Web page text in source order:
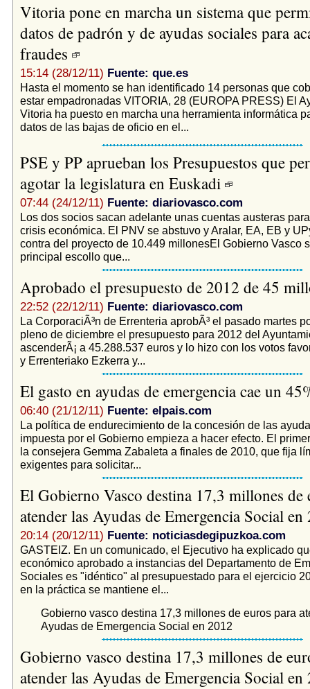
Vitoria pone en marcha un sistema que
datos de padrón y de ayudas sociales para
fraudes
15:14 (28/12/11) Fuente: que.es
Hasta el momento se han identificado 14 personas que
estar empadronadas VITORIA, 28 (EUROPA PRESS) El
Vitoria ha puesto en marcha una herramienta informática
datos de las bajas de oficio en el...
PSE y PP aprueban los Presupuestos que
agotar la legislatura en Euskadi
07:44 (24/12/11) Fuente: diariovasco.com
Los dos socios sacan adelante unas cuentas austeras
crisis económica. El PNV se abstuvo y Aralar, EA, EB y
contra del proyecto de 10.449 millonesEl Gobierno Vasco
principal escollo que...
Aprobado el presupuesto de 2012 de 45
22:52 (22/12/11) Fuente: diariovasco.com
La CorporaciÃ³n de Errenteria aprobÃ³ el pasado martes
pleno de diciembre el presupuesto para 2012 del
ascenderÃ¡ a 45.288.537 euros y lo hizo con los votos
y Errenteriako Ezkerra y...
El gasto en ayudas de emergencia cae un
06:40 (21/12/11) Fuente: elpais.com
La política de endurecimiento de la concesión de las
impuesta por el Gobierno empieza a hacer efecto. El
la consejera Gemma Zabaleta a finales de 2010, que fija
exigentes para solicitar...
El Gobierno Vasco destina 17,3 millones de
atender las Ayudas de Emergencia Social
20:14 (20/12/11) Fuente: noticiasdegipuzkoa.com
GASTEIZ. En un comunicado, el Ejecutivo ha explicado
económico aprobado a instancias del Departamento de
Sociales es "idéntico" al presupuestado para el ejercicio
en la práctica se mantiene el...
Gobierno vasco destina 17,3 millones de euros para
Ayudas de Emergencia Social en 2012
Gobierno vasco destina 17,3 millones de
atender las Ayudas de Emergencia Social